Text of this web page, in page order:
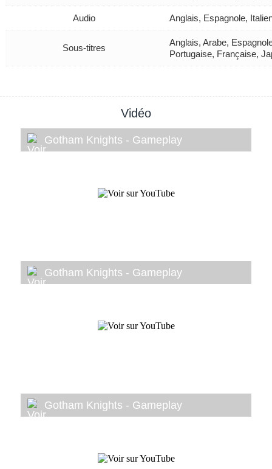
Audio Anglais, Espagnole,
Sous-titres
Anglais, Arabe,
Portugaise, Française,
Vidéo
Gotham Knights - Gameplay
Gotham Knights - Gameplay
Gotham Knights - Gameplay